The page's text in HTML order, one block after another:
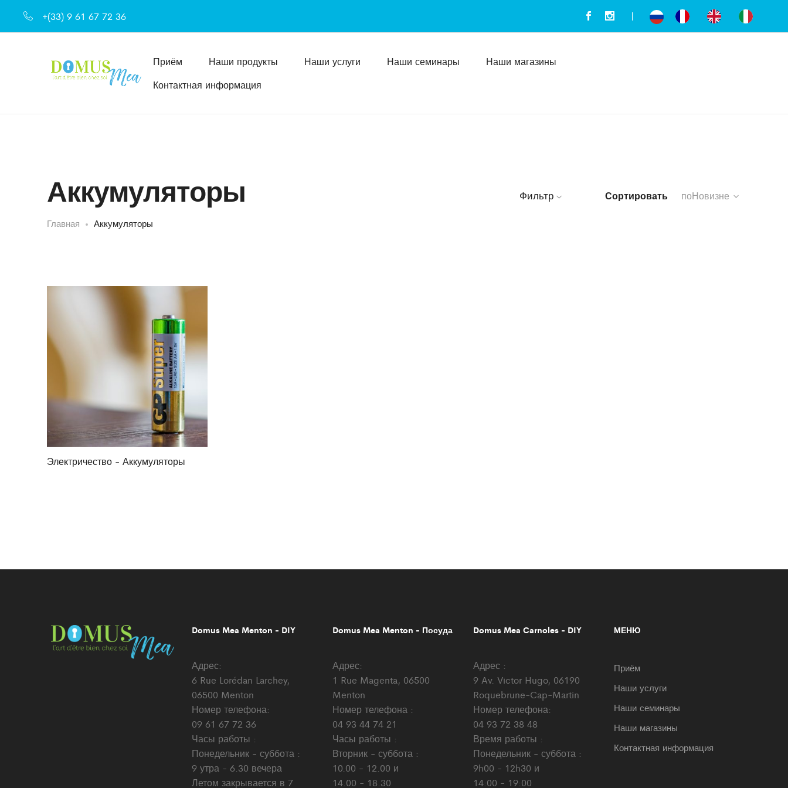
+(33) 9 61 67 72 36
Приём Наши продукты Наши услуги Наши семинары
Наши магазины
Контактная информация
Аккумуляторы
Главная Аккумуляторы
Фильтр Сортировать поНовизне
Электричество - Аккумуляторы
Domus Mea Menton - DIY
Адрес:
6 Rue Lorédan Larchey,
06500 Menton
Номер телефона:
09 61 67 72 36
Часы работы :
Понедельник - суббота :
9 утра - 6.30 вечера
Летом закрывается в 7
Domus Mea Menton - Посуда
Адрес:
1 Rue Magenta, 06500
Menton
Номер телефона :
04 93 44 74 21
Часы работы :
Вторник - суббота :
10.00 - 12.00 и
14.00 - 18.30
Domus Mea Carnoles - DIY
Адрес :
9 Av. Victor Hugo, 06190
Roquebrune-Cap-Martin
Номер телефона:
04 93 72 38 48
Время работы :
Понедельник - суббота :
9h00 - 12h30 и
14:00 - 19:00
МЕНЮ
Приём
Наши услуги
Наши семинары
Наши магазины
Контактная информация